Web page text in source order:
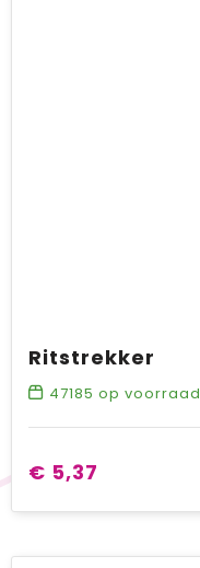
Ritstrekker
47185 op voorraad
€ 5,37